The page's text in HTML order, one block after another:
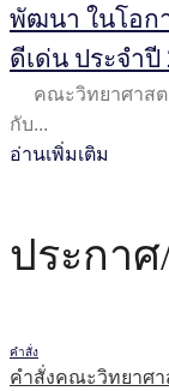
พัฒนา ในโอก
ดีเด่น ประจำปี
คณะวิทยาศาสต
กับ...
อ่านเพิ่มเติม
ประกา
คำสั่ง
คำสั่งคณะวิทยาศา